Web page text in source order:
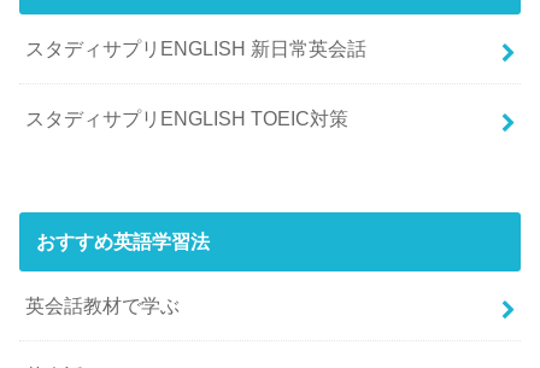
スタディサプリENGLISH 新日常英会話
スタディサプリENGLISH TOEIC対策
おすすめ英語学習法
英会話教材で学ぶ